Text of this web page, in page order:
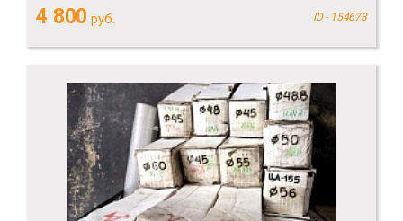
4 800 руб. ID - 154673